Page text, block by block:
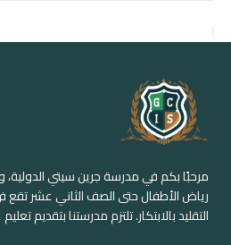
مرحبًا بكم في مدرسة جرين سيتي
رياض الأطفال حتى الصف الثاني عشر
التقليد بالابتكار. تلتزم مدرستنا بتقديم